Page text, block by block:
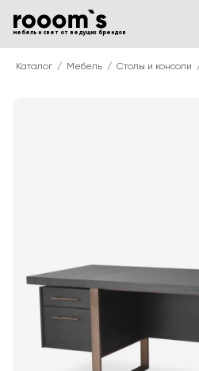
мебель и свет от ведущих брендов
Каталог Мебель Столы и консоли